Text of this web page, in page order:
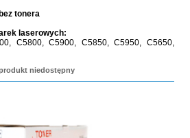
tonera
laserowych:
C5800, C5900, C5850, C5950, C5650,
niedostępny